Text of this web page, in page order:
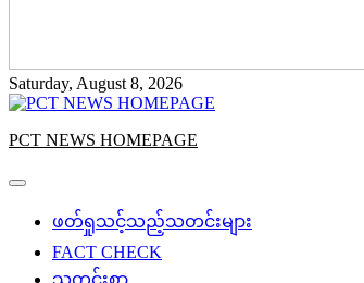
Saturday, August 8, 2026
PCT NEWS HOMEPAGE
ဖတ်ရှုသင့်သည့်သတင်းများ
FACT CHECK
သတင်းစာ